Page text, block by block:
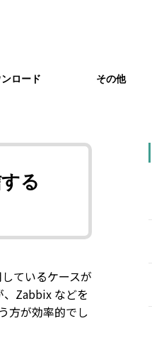
ロード その他
へ新規チケットを登録する
スキャン時の通知を AlertH
して Slack にメッセージとし
る
ているケースが
Zabbix などを
方が効率的でし